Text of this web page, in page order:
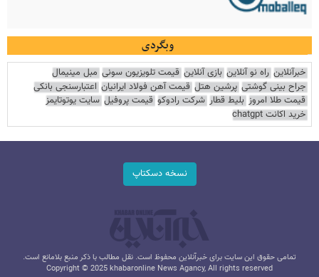
وبگردی
خبرآنلاین راه نو آنلاین بازی آنلاین قیمت تلویزیون سونی مبل مینیمال
جراح بینی گوشتی پرشین هتل قیمت آهن فولاد ایرانیان اعتبارسنجی بانکی
قیمت طلا امروز بلیط قطار شرکت رادوکو قیمت پروفیل سایت یوتوتایمز
خرید اکانت chatgpt
نسخه دسکتاپ
تمامی حقوق این سایت برای خبرآنلاین محفوظ است. نقل مطالب با ذکر منبع بلامانع است.
Copyright © 2025 khabaronline News Agancy, All rights reserved